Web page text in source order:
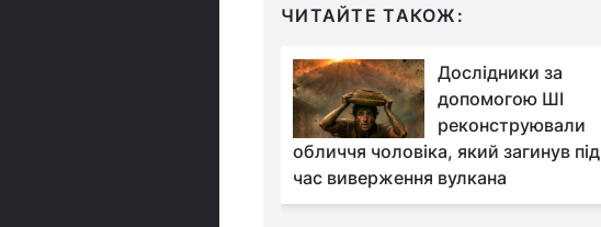
ЧИТАЙТЕ ТАКОЖ:
Дослідники за
допомогою ШІ
реконструювали
обличчя чоловіка, який загинув під
час виверження вулкана